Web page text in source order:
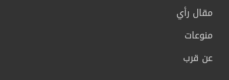
مقال رأي
منوعات
عن قرب